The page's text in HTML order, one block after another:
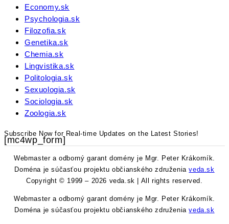
Economy.sk
Psychologia.sk
Filozofia.sk
Genetika.sk
Chemia.sk
Lingvistika.sk
Politologia.sk
Sexuologia.sk
Sociologia.sk
Zoologia.sk
Subscribe Now for Real-time Updates on the Latest Stories!
[mc4wp_form]
Webmaster a odborný garant domény je Mgr. Peter Krákorník.
Doména je súčasťou projektu občianského združeniaveda.sk
Copyright © 1999 – 2026 veda.sk | All rights reserved.
Webmaster a odborný garant domény je Mgr. Peter Krákorník.
Doména je súčasťou projektu občianského združeniaveda.sk